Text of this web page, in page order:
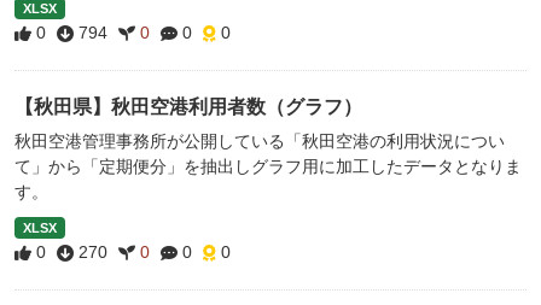
XLSX
0 794 0 0 0
【秋田県】秋田空港利用者数（グラフ）
秋田空港管理事務所が公開している「秋田空港の利用状況につい
て」から「定期便分」を抽出しグラフ用に加工したデータとなりま
す。
XLSX
0 270 0 0 0